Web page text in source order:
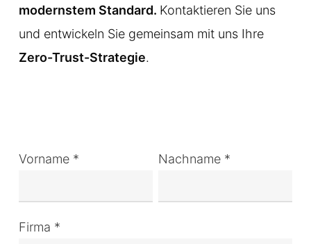
modernstem Standard. Kontaktieren Sie uns
und entwickeln Sie gemeinsam mit uns Ihre
Zero-Trust-Strategie.
Vorname * Nachname *
Firma *